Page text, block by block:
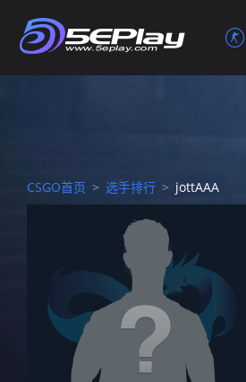

CSGO首页 > 选手排行 > jottAAA